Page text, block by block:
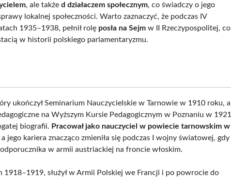
, ale takżed działaczem społecznym, co świadczy o jego
lokalnej społeczności. Warto zaznaczyć, że podczas IV
1935–1938, pełnił rolę posła na Sejm w II Rzeczypospolitej, co
w historii polskiego parlamentaryzmu.
ukończył Seminarium Nauczycielskie w Tarnowie w 1910 roku, a
na Wyższym Kursie Pedagogicznym w Poznaniu w 1921
biografii. Pracował jako nauczyciel w powiecie tarnowskim w
a jego kariera znacząco zmieniła się podczas I wojny światowej, gdy
w armii austriackiej na froncie włoskim.
1918–1919, służył w Armii Polskiej we Francji i po powrocie do